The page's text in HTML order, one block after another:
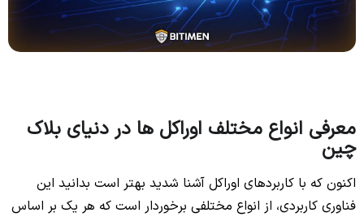
معرفی انواع مختلف اوراکل ها در دنیای بلاک
چین
اکنون که با کاربردهای اوراکل آشنا شدید بهتر است بدانید این
فناوری کاربردی، از انواع مختلفی برخوردار است که هر یک بر اساس